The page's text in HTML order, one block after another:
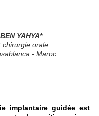
YAHYA*
chirurgie orale
- Maroc
implantaire guidée est